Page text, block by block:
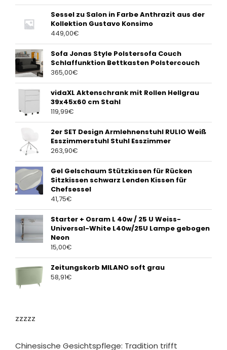
Sessel zu Salon in Farbe Anthrazit aus der
Kollektion Gustavo Konsimo
449,00€
Sofa Jonas Style Polstersofa Couch
Schlaffunktion Bettkasten Polstercouch
365,00€
vidaXL Aktenschrank mit Rollen Hellgrau
39x45x60 cm Stahl
119,99€
2er SET Design Armlehnenstuhl RULIO Weiß
Esszimmerstuhl Stuhl Esszimmer
263,90€
Gel Gelschaum Stützkissen für Rücken
Sitzkissen schwarz Lenden Kissen für
Chefsessel
41,75€
Starter + Osram L 40w / 25 U Weiss-
Universal-White L40w/25U Lampe gebogen
Neon
15,00€
Zeitungskorb MILANO soft grau
58,91€
zzzzz
Chinesische Gesichtspflege: Tradition trifft